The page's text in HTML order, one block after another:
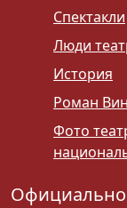
Спектакли
Люди
История
Роман
Фото
Официально